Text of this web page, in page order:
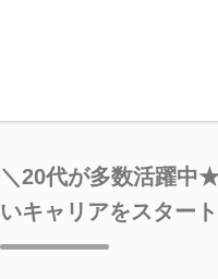
＼20代が多数活躍中
いキャリアをスター